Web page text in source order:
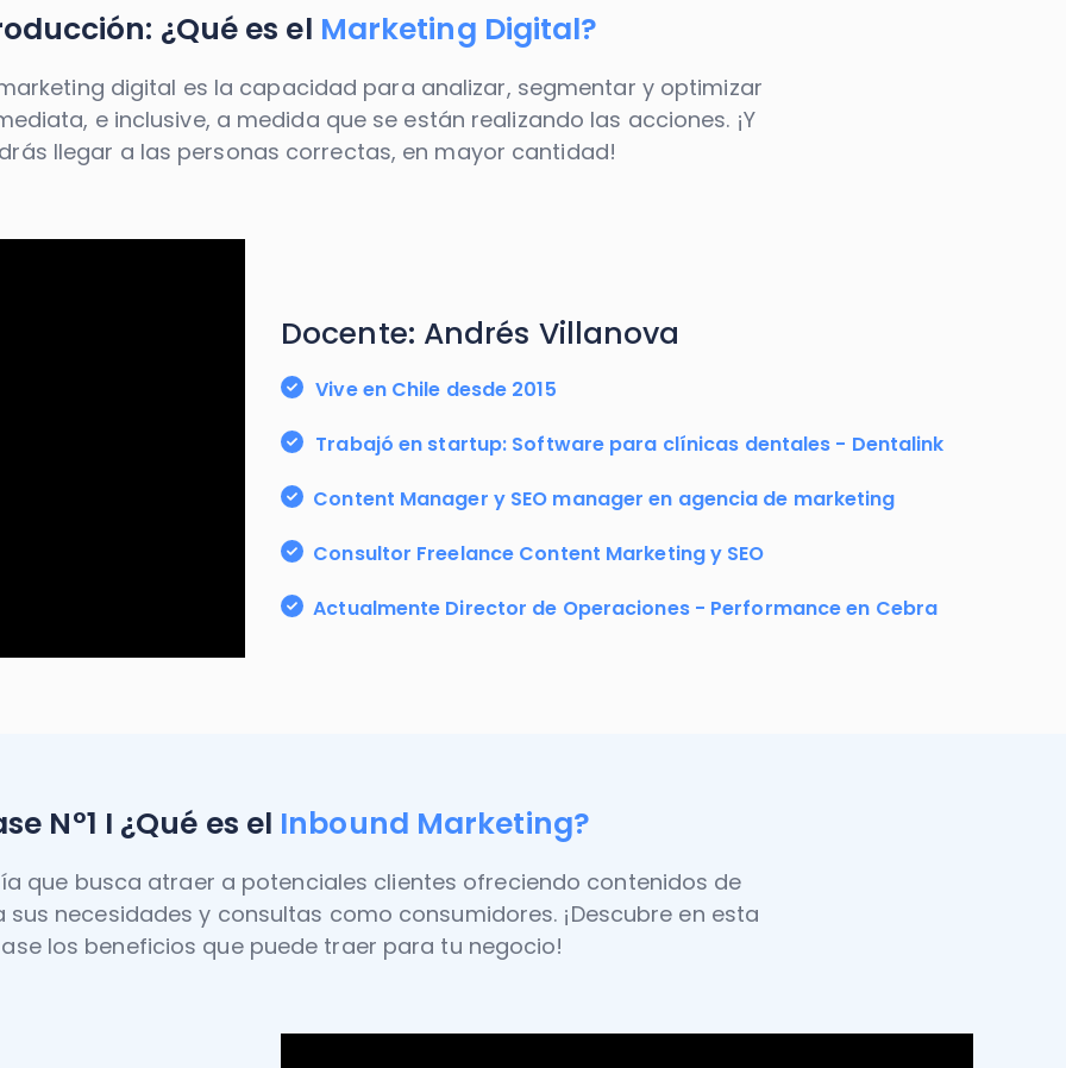
¿Qué es el Marketing Digital?
digital es la capacidad para analizar, segmentar y optimizar
e inclusive, a medida que se están realizando las acciones. ¡Y
llegar a las personas correctas, en mayor cantidad!
Docente: Andrés Villanova
Vive en Chile desde 2015
Trabajó en startup: Software para clínicas dentales - Dentalink
Content Manager y SEO manager en agencia de marketing
Consultor Freelance Content Marketing y SEO
Actualmente Director de Operaciones - Performance en Cebra
N°1 I ¿Qué es el Inbound Marketing?
que busca atraer a potenciales clientes ofreciendo contenidos de
necesidades y consultas como consumidores. ¡Descubre en esta
los beneficios que puede traer para tu negocio!